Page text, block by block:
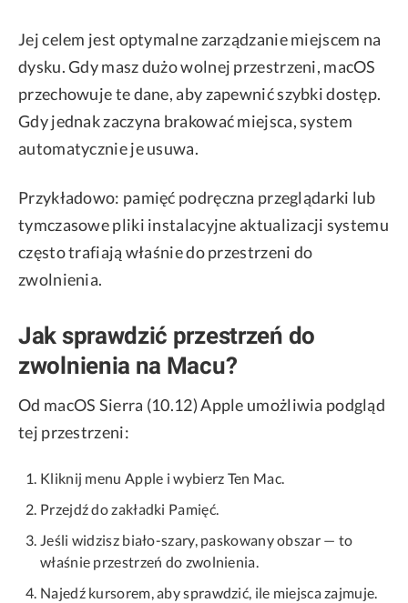
Jej celem jest optymalne zarządzanie miejscem na
dysku. Gdy masz dużo wolnej przestrzeni, macOS
przechowuje te dane, aby zapewnić szybki dostęp.
Gdy jednak zaczyna brakować miejsca, system
automatycznie je usuwa.
Przykładowo: pamięć podręczna przeglądarki lub
tymczasowe pliki instalacyjne aktualizacji systemu
często trafiają właśnie do przestrzeni do
zwolnienia.
Jak sprawdzić przestrzeń do
zwolnienia na Macu?
Od macOS Sierra (10.12) Apple umożliwia podgląd
tej przestrzeni:
Kliknij menu Apple i wybierz Ten Mac.
Przejdź do zakładki Pamięć.
Jeśli widzisz biało-szary, paskowany obszar — to
właśnie przestrzeń do zwolnienia.
Najedź kursorem, aby sprawdzić, ile miejsca zajmuje.